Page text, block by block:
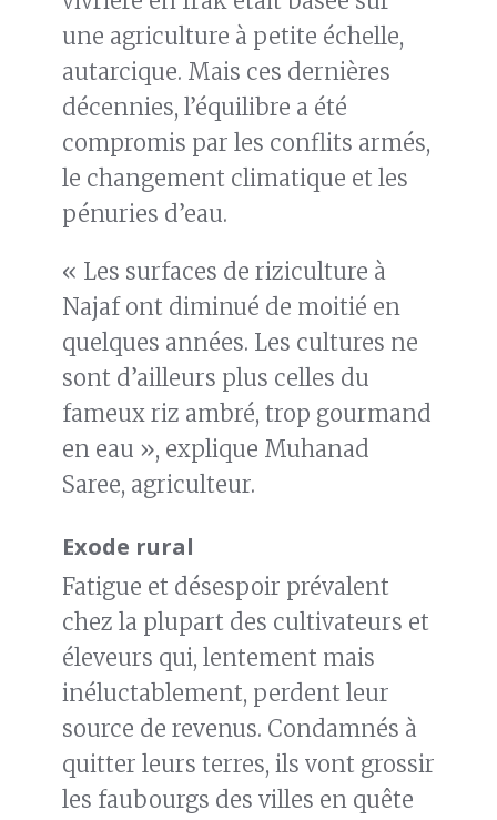
une agriculture à petite échelle,
autarcique. Mais ces dernières
décennies, l’équilibre a été
compromis par les conflits armés,
le changement climatique et les
pénuries d’eau.
« Les surfaces de riziculture à
Najaf ont diminué de moitié en
quelques années. Les cultures ne
sont d’ailleurs plus celles du
fameux riz ambré, trop gourmand
en eau », explique Muhanad
Saree, agriculteur.
Exode rural
Fatigue et désespoir prévalent
chez la plupart des cultivateurs et
éleveurs qui, lentement mais
inéluctablement, perdent leur
source de revenus. Condamnés à
quitter leurs terres, ils vont grossir
les faubourgs des villes en quête